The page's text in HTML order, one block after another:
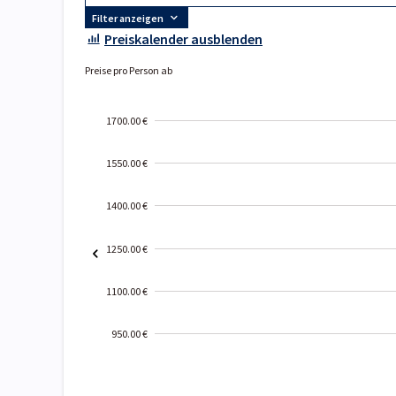
Filter anzeigen
Preiskalender ausblenden
Preise pro Person ab
1700.00 €
1550.00 €
1400.00 €
1250.00 €
1100.00 €
950.00 €